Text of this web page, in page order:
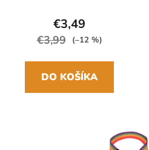
€3,49
€3,99 (–12 %)
DO KOŠÍKA